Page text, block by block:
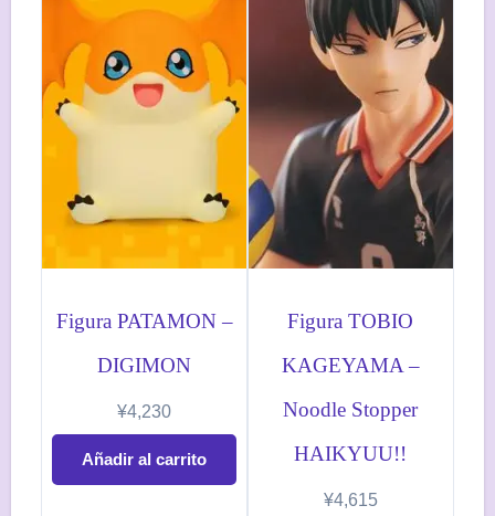
Figura PATAMON –
DIGIMON
¥4,230
Añadir al carrito
Figura TOBIO
KAGEYAMA –
Noodle Stopper
HAIKYUU!!
¥4,615